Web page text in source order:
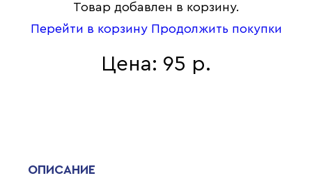
Товар добавлен в корзину.
Перейти в корзину Продолжить покупки
Цена: 95 р.
ОПИСАНИЕ